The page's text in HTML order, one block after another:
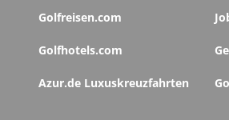
Golfreisen.com
Golfhotels.com
Azur.de Luxuskreuzfahrten